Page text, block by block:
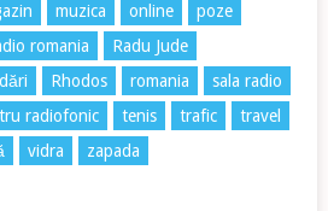
muzica online
poze
romania
Radu Jude
Rhodos romania
sala radio
radiofonic tenis trafic
travel
vidra zapada